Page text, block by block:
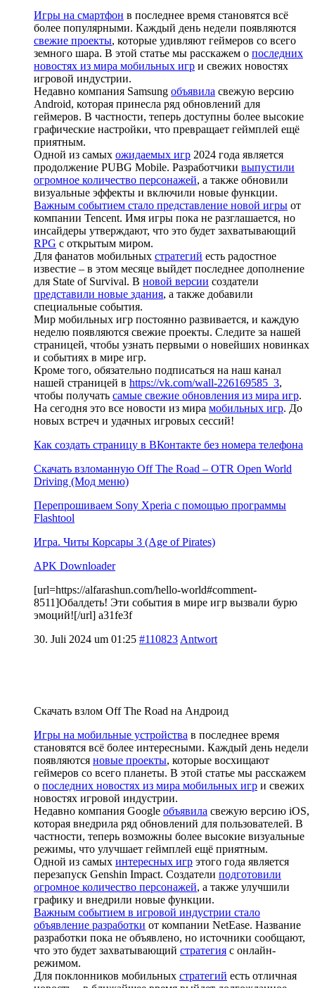
Игры на смартфон в последнее время становятся всё
более популярными. Каждый день недели появляются
свежие проекты, которые удивляют геймеров со всего
земного шара. В этой статье мы расскажем о последних
новостях из мира мобильных игр и свежих новостях
игровой индустрии.
Недавно компания Samsung объявила свежую версию
Android, которая принесла ряд обновлений для
геймеров. В частности, теперь доступны более высокие
графические настройки, что превращает геймплей ещё
приятным.
Одной из самых ожидаемых игр 2024 года является
продолжение PUBG Mobile. Разработчики выпустили
огромное количество персонажей, а также обновили
визуальные эффекты и включили новые функции.
Важным событием стало представление новой игры от
компании Tencent. Имя игры пока не разглашается, но
инсайдеры утверждают, что это будет захватывающий
RPG с открытым миром.
Для фанатов мобильных стратегий есть радостное
известие – в этом месяце выйдет последнее дополнение
для State of Survival. В новой версии создатели
представили новые здания, а также добавили
специальные события.
Мир мобильных игр постоянно развивается, и каждую
неделю появляются свежие проекты. Следите за нашей
страницей, чтобы узнать первыми о новейших новинках
и событиях в мире игр.
Кроме того, обязательно подписаться на наш канал
нашей страницей в https://vk.com/wall-226169585_3,
чтобы получать самые свежие обновления из мира игр.
На сегодня это все новости из мира мобильных игр. До
новых встреч и удачных игровых сессий!
Как создать страницу в ВКонтакте без номера телефона
Скачать взломанную Off The Road – OTR Open World
Driving (Мод меню)
Перепрошиваем Sony Xperia с помощью программы
Flashtool
Игра. Читы Корсары 3 (Age of Pirates)
APK Downloader
[url=https://alfarashun.com/hello-world#comment-
8511]Обалдеть! Эти события в мире игр вызвали бурю
эмоций![/url] a31fe3f
30. Juli 2024 um 01:25 #110823 Antwort
Скачать взлом Off The Road на Андроид
Игры на мобильные устройства в последнее время
становятся всё более интересными. Каждый день недели
появляются новые проекты, которые восхищают
геймеров со всего планеты. В этой статье мы расскажем
о последних новостях из мира мобильных игр и свежих
новостях игровой индустрии.
Недавно компания Google объявила свежую версию iOS,
которая внедрила ряд обновлений для пользователей. В
частности, теперь возможны более высокие визуальные
режимы, что улучшает геймплей ещё приятным.
Одной из самых интересных игр этого года является
перезапуск Genshin Impact. Создатели подготовили
огромное количество персонажей, а также улучшили
графику и внедрили новые функции.
Важным событием в игровой индустрии стало
объявление разработки от компании NetEase. Название
разработки пока не объявлено, но источники сообщают,
что это будет захватывающий стратегия с онлайн-
режимом.
Для поклонников мобильных стратегий есть отличная